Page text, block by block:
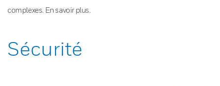
complexes. En savoir plus.
Sécurité